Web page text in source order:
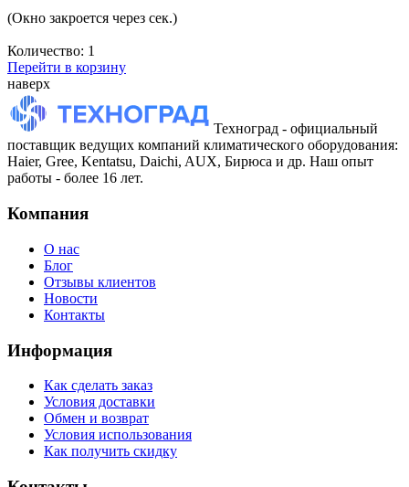
(Окно закроется через сек.)
Количество: 1
Перейти в корзину
наверх
Техноград - официальный
поставщик ведущих компаний климатического оборудования:
Haier, Gree, Kentatsu, Daichi, AUX, Бирюса и др. Наш опыт
работы - более 16 лет.
Компания
О нас
Блог
Отзывы клиентов
Новости
Контакты
Информация
Как сделать заказ
Условия доставки
Обмен и возврат
Условия использования
Как получить скидку